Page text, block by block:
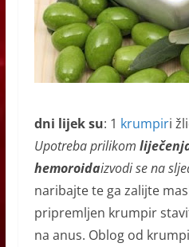
dni lijek su: 1 krumpiri
Upotreba prilikom
hemoroidaizvodi se na
naribajte te ga zalijte
pripremljen krumpir
na anus. Oblog od